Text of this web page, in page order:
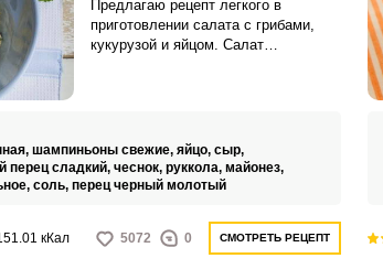
Предлагаю рецепт легкого в
приготовлении салата с грибами,
кукурузой и яйцом. Салат
шампиньоны свежие, яйцо, сыр,
перец сладкий, чеснок, руккола, майонез,
соль, перец черный молотый
кКал 5072 0 СМОТРЕТЬ РЕЦЕПТ